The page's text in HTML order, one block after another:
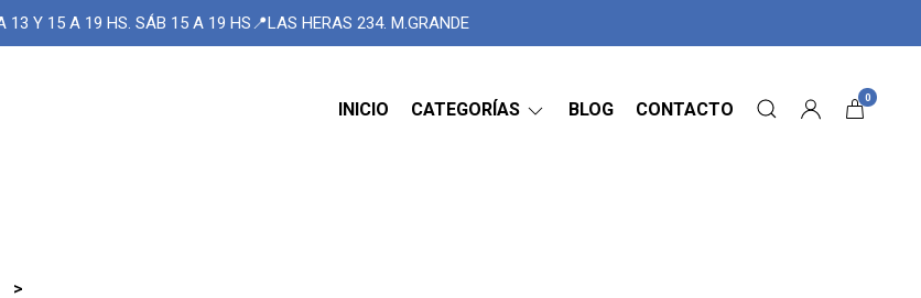
13 Y 15 A 19 HS. SÁB 15 A 19 HS📍LAS HERAS 234. M.GRANDE
INICIO CATEGORÍAS BLOG CONTACTO
0